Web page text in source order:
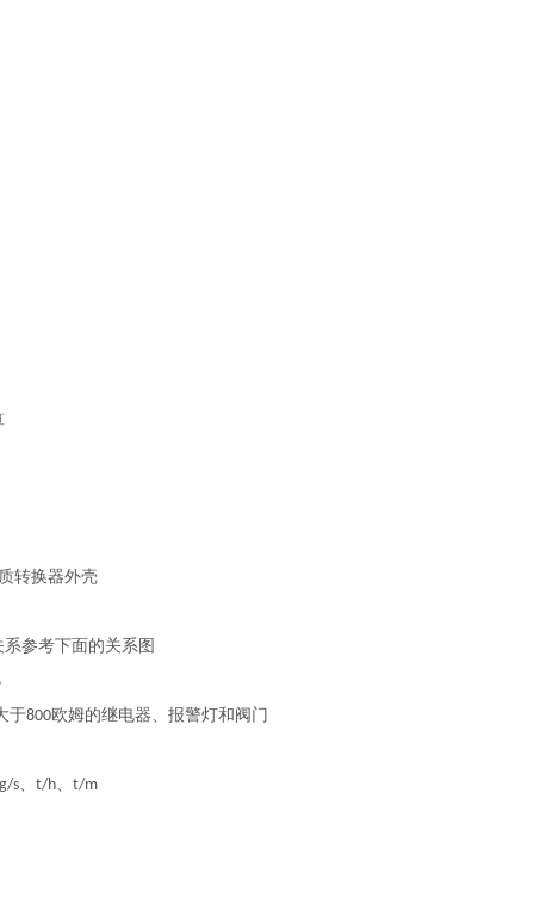
转换器外壳
参考下面的关系图
于800欧姆的继电器、报警灯和阀门
s、 t/h、 t/m